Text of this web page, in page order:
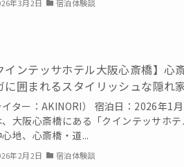
年3月2日 宿泊体験談
インテッサホテル大阪心斎橋】心
に囲まれるスタイリッシュな隠れ
イター：AKINORI） 宿泊日：2026年1
、大阪心斎橋にある「クインテッサホ
心地、心斎橋・道...
年2月2日 宿泊体験談